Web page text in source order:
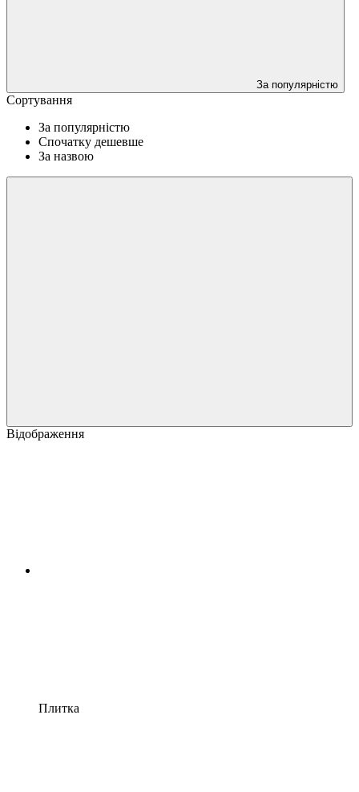
За популярністю
Сортування
За популярністю
Спочатку дешевше
За назвою
Відображення
Плитка